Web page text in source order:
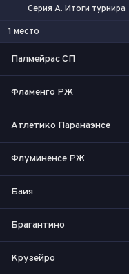
Серия А. Итоги турнира
1 место
Палмейрас СП
Фламенго РЖ
Атлетико Паранаэнсе
Флуминенсе РЖ
Баия
Брагантино
Крузейро